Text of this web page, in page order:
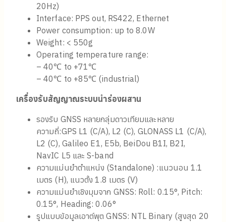
20Hz)
Interface: PPS out, RS422, Ethernet
Power consumption: up to 8.0W
Weight: < 550g
Operating temperature range:
– 40℃ to +71℃
– 40℃ to +85℃ (industrial)
เครื่องรับสัญญาณระบบนำร่องผสาน
รองรับ GNSS หลายกลุ่มดาวเทียมและหลาย
ความถี่:GPS L1 (C/A), L2 (C), GLONASS L1 (C/A),
L2 (C), Galileo E1, E5b, BeiDou B1I, B2I,
NavIC L5 และ S-band
ความแม่นยำตำแหน่ง (Standalone) :แนวนอน 1.1
เมตร (H), แนวตั้ง 1.8 เมตร (V)
ความแม่นยำเชิงมุมจาก GNSS: Roll: 0.15°, Pitch:
0.15°, Heading: 0.06°
รูปแบบข้อมูลเอาต์พุต GNSS: NTL Binary (สูงสุด 20